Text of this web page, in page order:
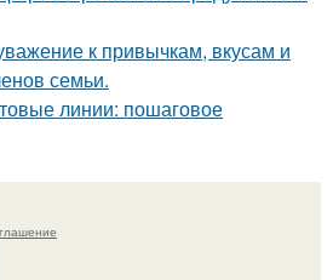
к привычкам, вкусам и
семьи.
линии: пошаговое